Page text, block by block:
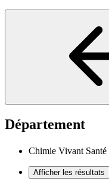
Département
Chimie Vivant Santé
Afficher les résultats